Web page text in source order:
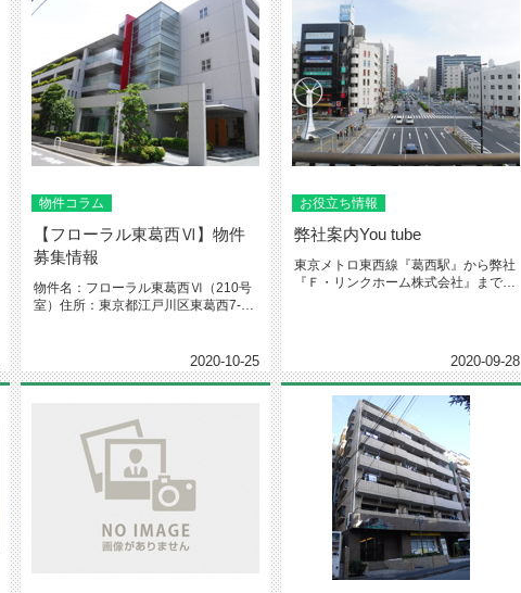
物件コラム
【フローラル東葛西Ⅵ】物件
募集情報
物件名：フローラル東葛西Ⅵ（210号
室）住所：東京都江戸川区東葛西7-
2020-10-25
お役立ち情報
弊社案内You tube
東京メトロ東西線『葛西駅』から弊社
『Ｆ・リンクホーム株式会社』までの
2020-09-28